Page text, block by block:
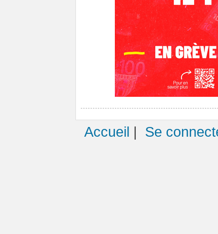
Accueil | Se